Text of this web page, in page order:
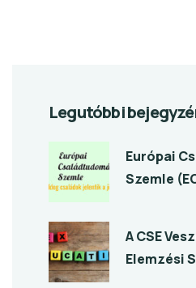
Legutóbbi
Európai
Szemle
A CSE
Elemzési